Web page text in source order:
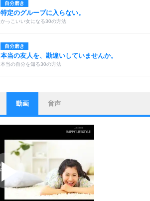
自分磨き
特定のグループに入らない。
かっこいい女になる30の方法
自分磨き
本当の友人を、勘違いしていませんか。
本当の自分を知る30の方法
ストレス対策
他人と比べない。
いっそのこと、他人を見ない。
いらいらしない人になる30の方法
プラス思考
ポジティブになれない原因は、行動しないから。
ポジティブ思考になる30の方法
動画 音声